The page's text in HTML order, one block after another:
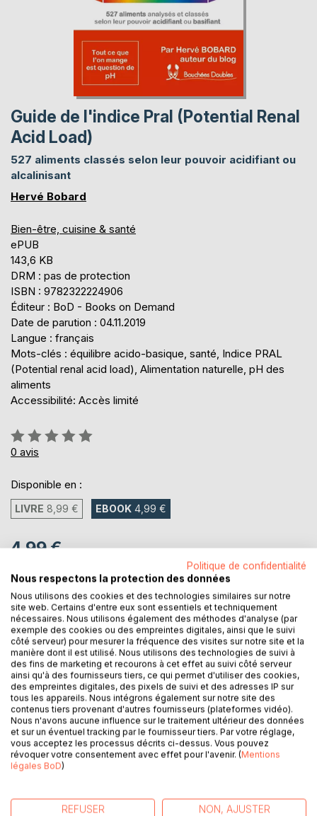
Guide de l'indice Pral (Potential Renal
Acid Load)
527 aliments classés selon leur pouvoir acidifiant ou
alcalinisant
Hervé Bobard
Bien-être, cuisine & santé
ePUB
143,6 KB
DRM : pas de protection
ISBN : 9782322224906
Éditeur : BoD - Books on Demand
Date de parution : 04.11.2019
Langue : français
Mots-clés : équilibre acido-basique, santé, Indice PRAL
(Potential renal acid load), Alimentation naturelle, pH des
aliments
Accessibilité: Accès limité
Évaluation:
0%
0 avis
Disponible en :
LIVRE 8,99 € EBOOK 4,99 €
4,99 €
Téléchargement disponible dès maintenant
AJOUTER AU PANIER
Ajouter à ma liste d'envies
Laisser un avis
Politique de confidentialité
Nous respectons la protection des données
Nous utilisons des cookies et des technologies similaires sur notre
site web. Certains d'entre eux sont essentiels et techniquement
nécessaires. Nous utilisons également des méthodes d'analyse (par
exemple des cookies ou des empreintes digitales, ainsi que le suivi
côté serveur) pour mesurer la fréquence des visites sur notre site et la
manière dont il est utilisé. Nous utilisons des technologies de suivi à
des fins de marketing et recourons à cet effet au suivi côté serveur
ainsi qu'à des fournisseurs tiers, ce qui permet d'utiliser des cookies,
des empreintes digitales, des pixels de suivi et des adresses IP sur
tous les appareils. Nous intégrons également sur notre site des
contenus tiers provenant d'autres fournisseurs (plateformes vidéo).
Nous n'avons aucune influence sur le traitement ultérieur des données
et sur un éventuel tracking par le fournisseur tiers. Par votre réglage,
vous acceptez les processus décrits ci-dessus. Vous pouvez
révoquer votre consentement avec effet pour l'avenir. (Mentions
légales BoD)
REFUSER NON, AJUSTER